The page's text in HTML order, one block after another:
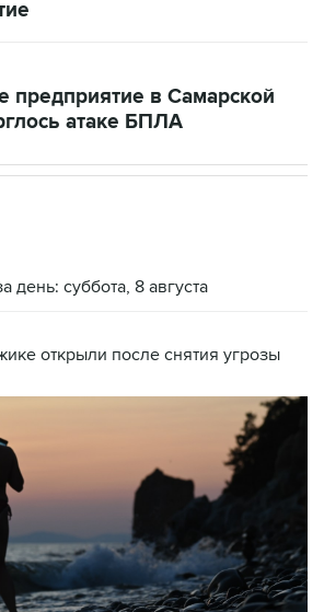
в Самарской
атаке БПЛА
день: суббота, 8 августа
открыли после снятия угрозы